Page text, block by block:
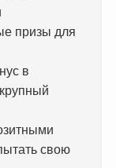
призы для
в
свою